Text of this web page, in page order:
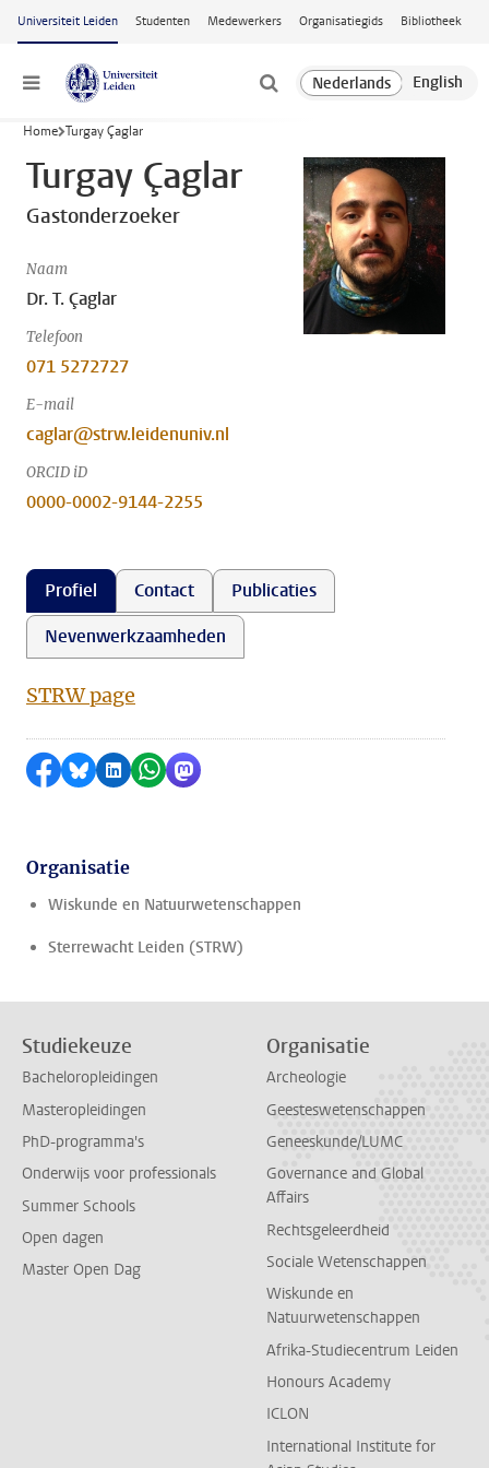
Ga naar hoofdinhoud
Universiteit Leiden Studenten Medewerkers Organisatiegids Bibliotheek
Menu
Home Turgay Çaglar
Turgay Çaglar
Gastonderzoeker
Naam
Dr. T. Çaglar
Telefoon
071 5272727
E-mail
caglar@strw.leidenuniv.nl
ORCID iD
0000-0002-9144-2255
Profiel Contact
Publicaties
Nevenwerkzaamheden
STRW page
Delen op Facebook
Delen via Bluesky
Delen op LinkedIn
Delen via WhatsApp
Delen via Mastodon
Organisatie
Wiskunde en Natuurwetenschappen
Sterrewacht Leiden (STRW)
Studiekeuze
Bacheloropleidingen
Masteropleidingen
PhD-programma's
Onderwijs voor professionals
Summer Schools
Open dagen
Master Open Dag
Organisatie
Archeologie
Geesteswetenschappen
Geneeskunde/LUMC
Governance and Global
Affairs
Rechtsgeleerdheid
Sociale Wetenschappen
Wiskunde en
Natuurwetenschappen
Afrika-Studiecentrum Leiden
Honours Academy
ICLON
International Institute for